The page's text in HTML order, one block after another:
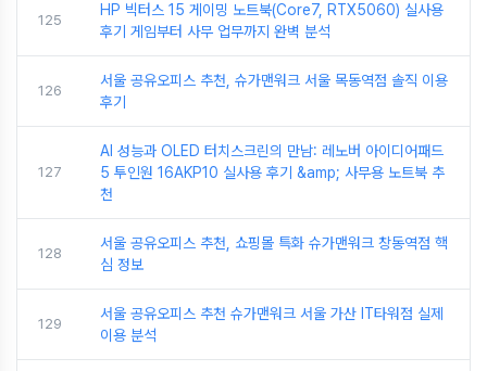
125
HP 빅터스 15 게이밍 노트북(Core7, RTX5060) 실사용
후기 게임부터 사무 업무까지 완벽 분석
126
서울 공유오피스 추천, 슈가맨워크 서울 목동역점 솔직 이용
후기
127
AI 성능과 OLED 터치스크린의 만남: 레노버 아이디어패드
5 투인원 16AKP10 실사용 후기 &amp; 사무용 노트북 추
천
128
서울 공유오피스 추천, 쇼핑몰 특화 슈가맨워크 창동역점 핵
심 정보
129
서울 공유오피스 추천 슈가맨워크 서울 가산 IT타워점 실제
이용 분석